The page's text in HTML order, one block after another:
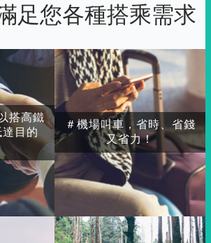
足您各種搭乘需求
搭高鐵
目的
＃機場叫車，省時、省錢
又省力！